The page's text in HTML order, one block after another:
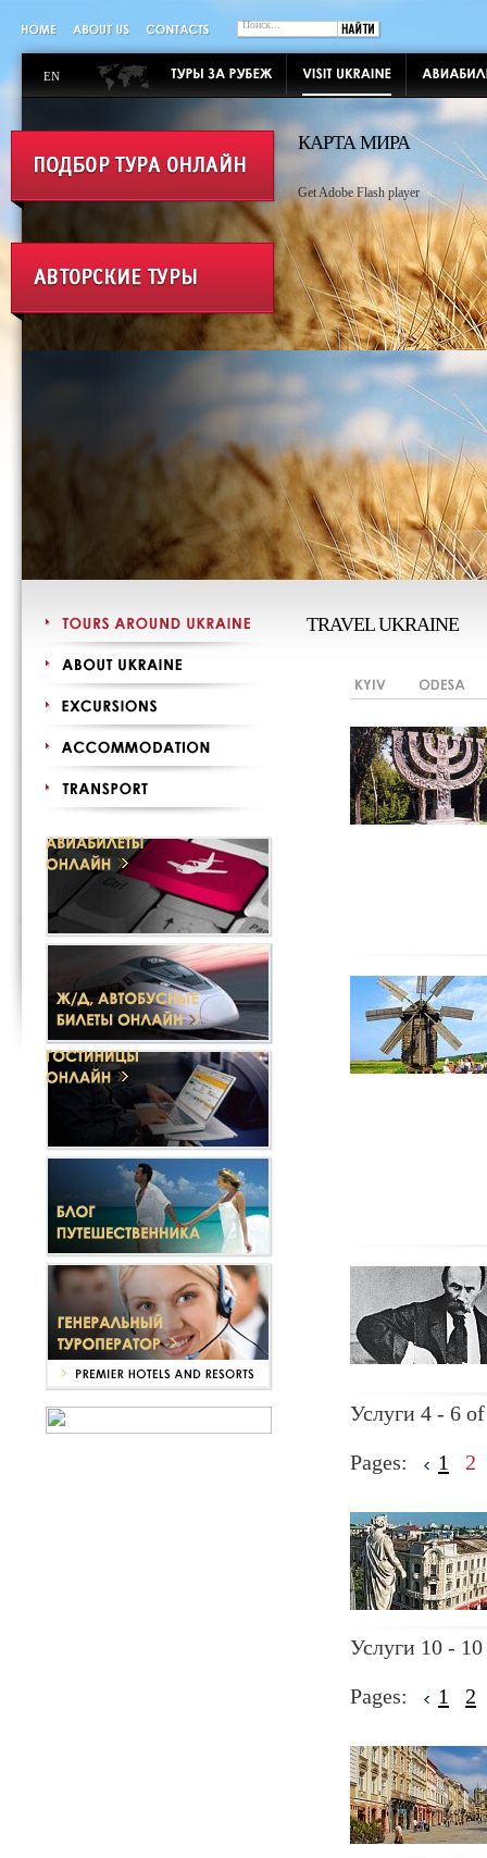
EN
КАРТА МИРА
Get Adobe Flash player
TRAVEL UKRAINE
Услуги 4 - 6
Pages: 1 2
Услуги 10 -
Pages: 1 2